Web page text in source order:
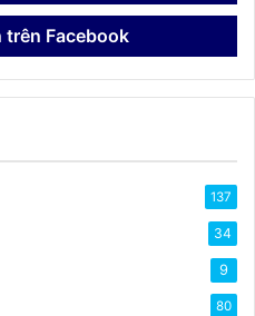
Facebook
137
34
9
80